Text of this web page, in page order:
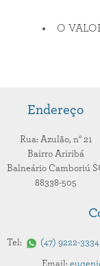
O
Endereço
Rua: Azulão, n° 21
Bairro Ariribá
Balneário Camboriú
88338-505
Tel: 47 9222-3334
Email: